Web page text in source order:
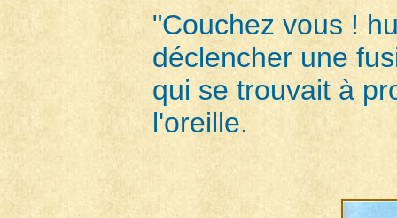
"Couchez vous !
déclencher une
qui se trouvait à
l'oreille.